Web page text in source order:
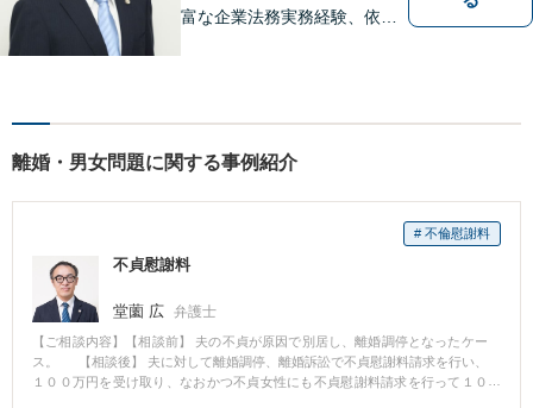
富な企業法務実務経験、依頼
を傾け、依頼者の悩みに寄り
参ります。 お気軽にご相談く
ださい。
離婚・男女問題に関する事例紹介
# 不倫慰謝料
不貞慰謝料
堂薗 広 弁護士
【ご相談内容】【相談前】 夫の不貞が原因で別居し、離婚調停となったケー
ス。 【相談後】 夫に対して離婚調停、離婚訴訟で不貞慰謝料請求を行い、
１００万円を受け取り、なおかつ不貞女性にも不貞慰謝料請求を行って１０